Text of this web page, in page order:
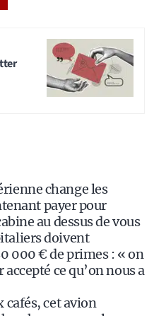
change les
payer pour
au dessus de vous
doivent
000 € de primes : « on
ce qu’on nous a
cafés, cet avion